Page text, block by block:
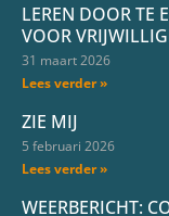
LEREN DOOR TE
VOOR
31 maart 2026
Lees verder »
ZIE MIJ
5 februari 2026
Lees verder »
WEERBERICHT: